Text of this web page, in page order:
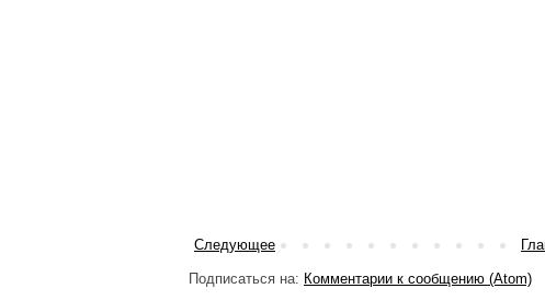
Следующее
Подписаться на: Комментарии к сообщению (Atom)